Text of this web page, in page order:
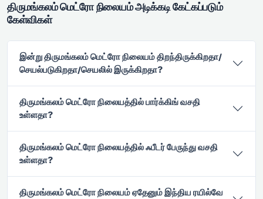
திருமங்கலம் மெட்ரோ நிலையம் அடிக்கடி கேட்கப்படும்
கேள்விகள்
இன்று திருமங்கலம் மெட்ரோ நிலையம் திறந்திருக்கிறதா/
செயல்படுகிறதா/செயலில் இருக்கிறதா?
திருமங்கலம் மெட்ரோ நிலையத்தில் பார்க்கிங் வசதி
உள்ளதா?
திருமங்கலம் மெட்ரோ நிலையத்தில் ஃபீடர் பேருந்து வசதி
உள்ளதா?
திருமங்கலம் மெட்ரோ நிலையம் ஏதேனும் இந்திய ரயில்வே